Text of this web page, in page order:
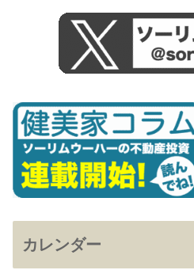
カレンダー